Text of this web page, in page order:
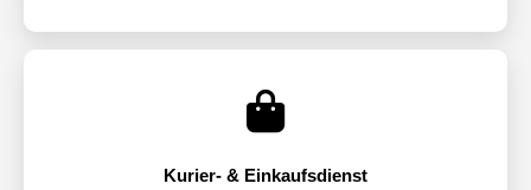
Kurier- & Einkaufsdienst